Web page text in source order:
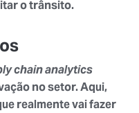
o trânsito.
chain analytics
no setor. Aqui,
realmente vai fazer